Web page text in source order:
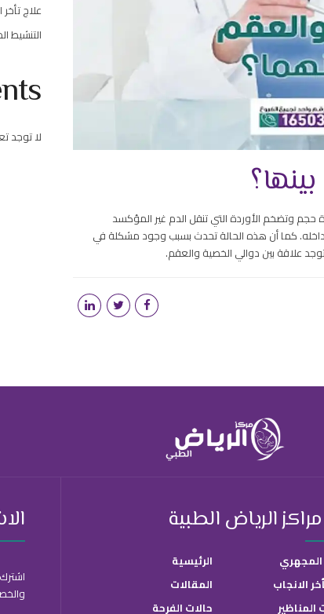
وتضخم الأوردة التي تنقل الدم غير المؤكسد
كما أن هذه الحالة تحدث بسبب وجود مشكلة في
علاقة بين دوالي الخصية والعقم.
علاج
التنشيط
لا توجد
الرياض الطبية
المجهري
الانجاب
المناظير
الرئيسية
المقالات
حالات الفرحة